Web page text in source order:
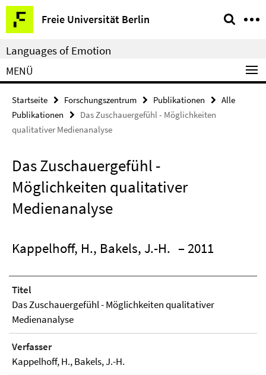
Springe
direkt
zu
Inhalt
Freie Universität Berlin
Service-
Navigation
Languages of Emotion
MENÜ
Startseite Forschungszentrum Publikationen
Alle
Publikationen
Das Zuschauergefühl - Möglichkeiten
qualitativer Medienanalyse
Das Zuschauergefühl -
Möglichkeiten qualitativer
Medienanalyse
Kappelhoff, H., Bakels, J.-H. – 2011
Titel
Das Zuschauergefühl - Möglichkeiten qualitativer
Medienanalyse
Verfasser
Kappelhoff, H., Bakels, J.-H.